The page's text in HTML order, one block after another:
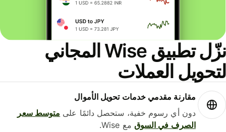
نزّل تطبيق Wise المجاني
العملات
مقارنة مقدمي خدمات تحويل الأموال
دون أي رسوم خفية، ستحصل دائمًا علىمتوسط ​​سعر
الصرف في السوقمع Wise.